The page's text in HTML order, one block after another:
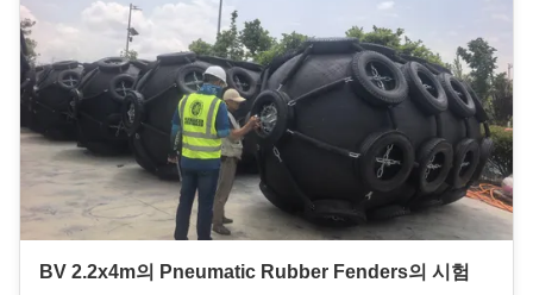
션을 제공하는 데 최선을 다합니다....
BV 2.2x4m의 Pneumatic Rubber Fenders의 시험